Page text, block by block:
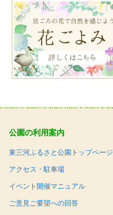
公園の利用案内
東三河ふるさと公園トップページ
アクセス・駐車場
イベント開催マニュアル
ご意見ご要望への回答